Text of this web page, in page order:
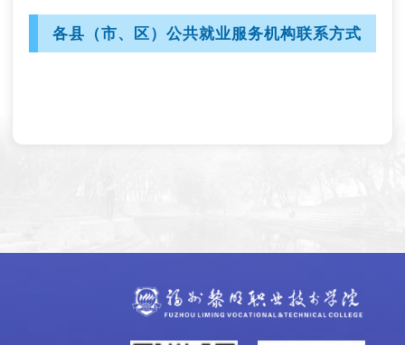
申请渠道： 通过各县（市、区）人社部门线下申
咨询电话：0595-28133660。
（2）社保补助
全日制本科及以上学历应届高校毕业生，首次在
（3）灵活就业社会保险补贴
各县（市、区）公共就业服务机构联系方式